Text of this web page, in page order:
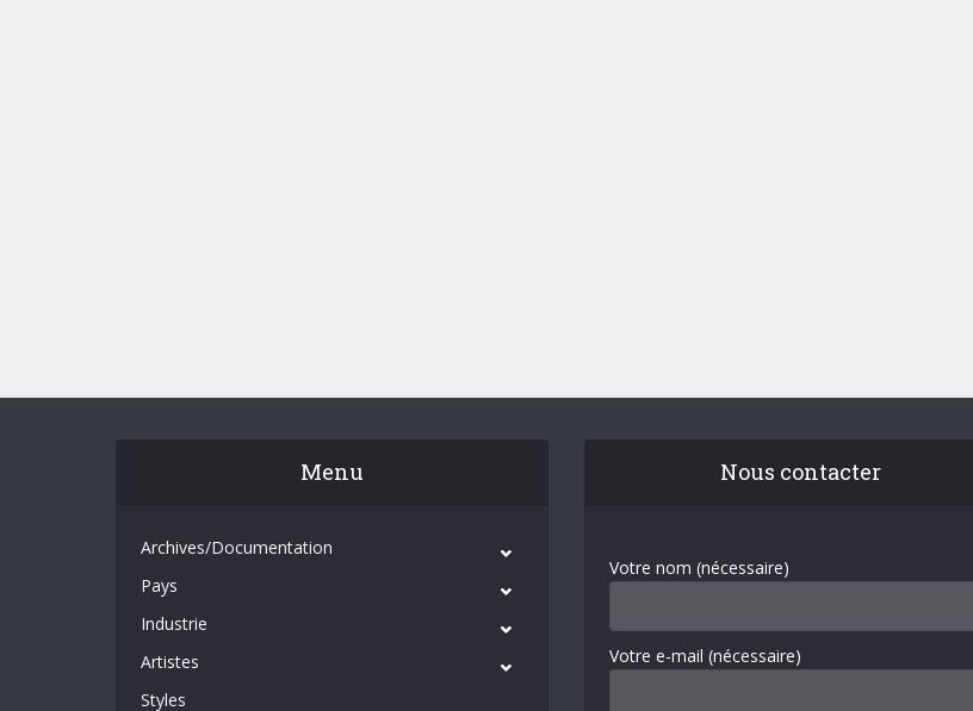
Menu
Archives/Documentation
Pays
Industrie
Artistes
Styles
Nous contacter
Votre nom (nécessaire)
Votre e-mail (nécessaire)